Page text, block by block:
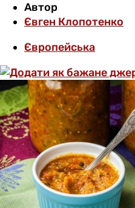
Автор
Євген Клопотенко
Європейська